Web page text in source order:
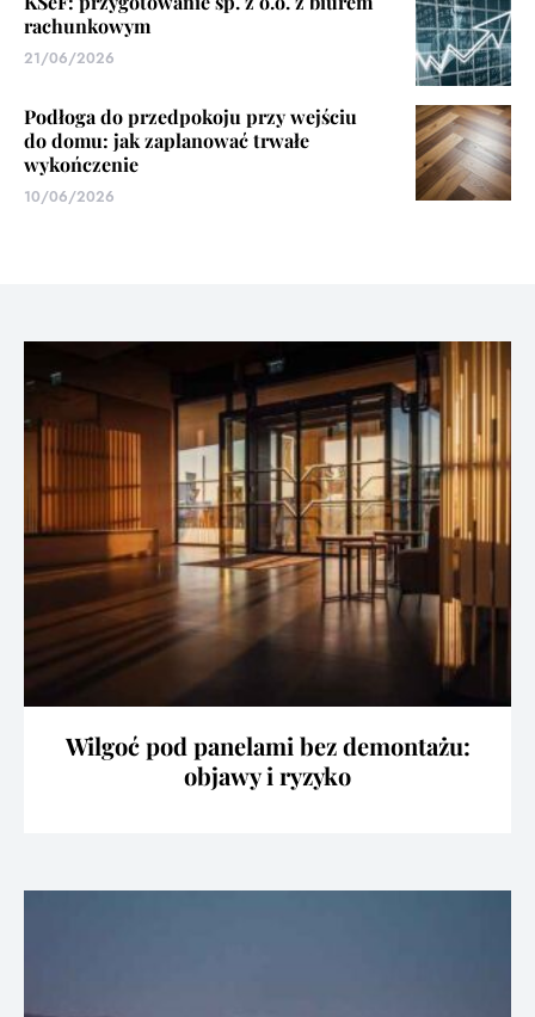
rachunkowym
21/06/2026
Podłoga do przedpokoju przy wejściu
do domu: jak zaplanować trwałe
wykończenie
10/06/2026
Wilgoć pod panelami bez demontażu:
objawy i ryzyko